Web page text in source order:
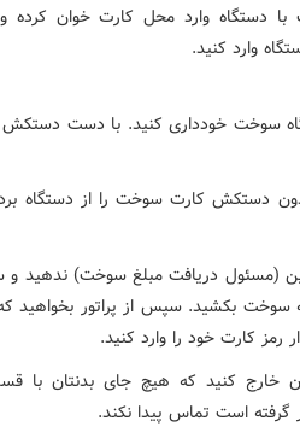
دستگاه وارد محل کارت خوان کرده
وارد کنید.
سوخت خودداری کنید. با دست دستکش
دستکش کارت سوخت را از دستگاه
(مسئول دریافت مبلغ سوخت) ندهید
بکشید. سپس از پراتور بخواهید
کارت خود را وارد کنید.
خارج کنید که هیچ جای بدنتان با
است تماس پیدا نکند.